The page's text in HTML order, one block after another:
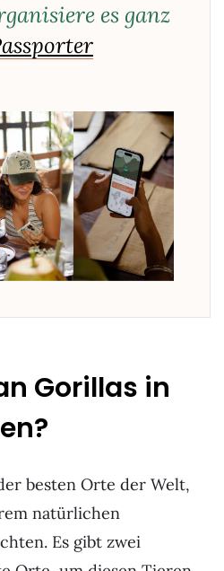
es ganz
Gorillas in
besten Orte der Welt,
natürlichen
Es gibt zwei